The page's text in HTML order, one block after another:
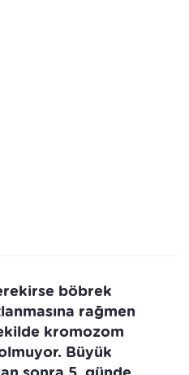
böbrek
rağmen
kromozom
Büyük